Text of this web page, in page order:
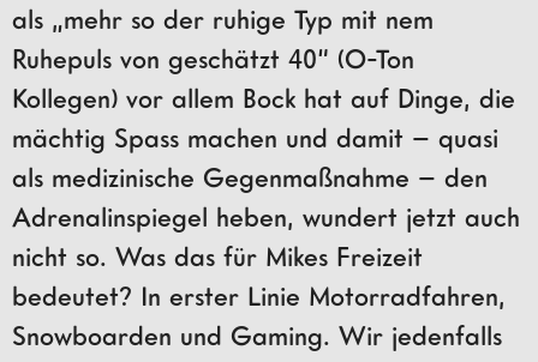
als „mehr so der ruhige Typ mit nem
Ruhepuls von geschätzt 40“ (O-Ton
Kollegen) vor allem Bock hat auf Dinge, die
mächtig Spass machen und damit – quasi
als medizinische Gegenmaßnahme – den
Adrenalinspiegel heben, wundert jetzt auch
nicht so. Was das für Mikes Freizeit
bedeutet? In erster Linie Motorradfahren,
Snowboarden und Gaming. Wir jedenfalls